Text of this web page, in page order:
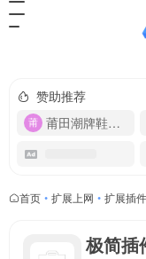
赞助推荐
莆田潮牌鞋服-货源
首页 • 扩展上网 • 扩展插件
极简插